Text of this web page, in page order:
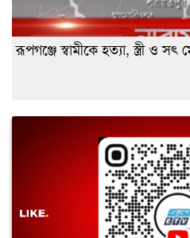
রূপগঞ্জে স্বামীকে হত্যা, স্ত্রী ও সৎ